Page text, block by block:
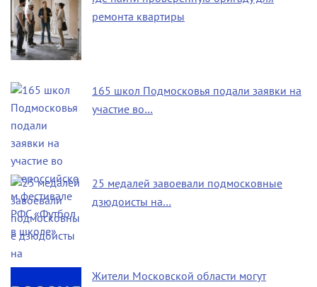
ремонта квартиры
165 школ Подмосковья подали заявки на
участие во…
25 медалей завоевали подмосковные
дзюдоисты на…
Жители Московской области могут